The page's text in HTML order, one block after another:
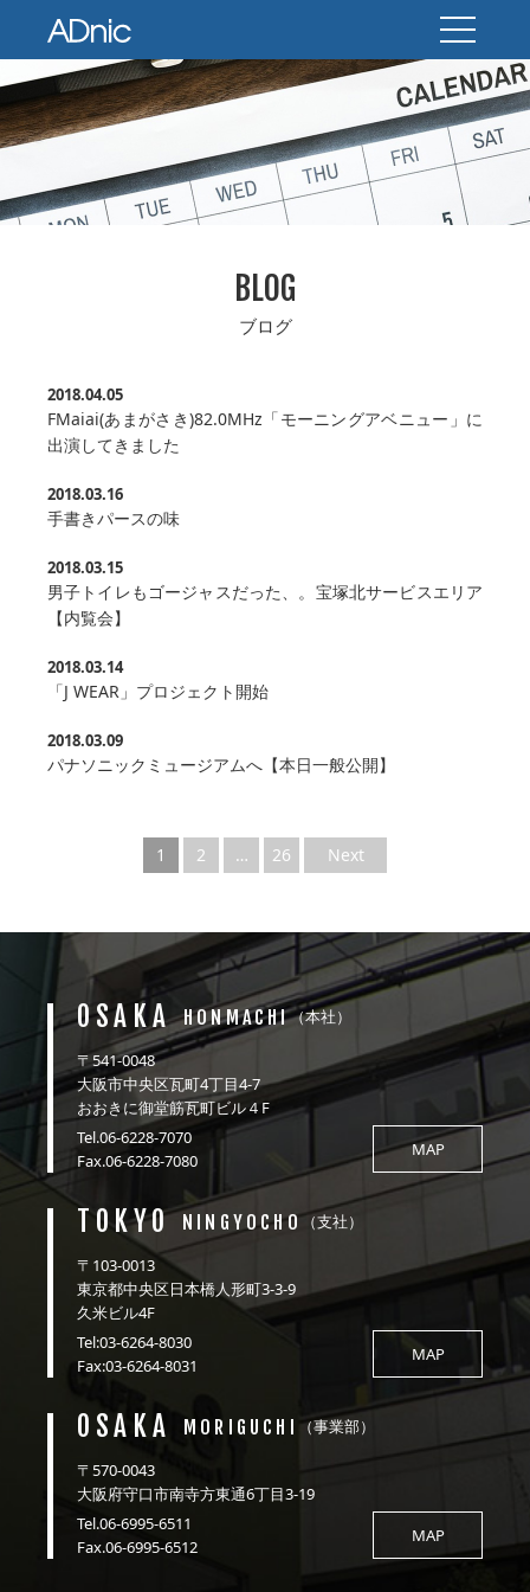
BLOG
ブログ
2018.04.05
FMaiai(あまがさき)82.0MHz「モーニングアベニュー」に
出演してきました
2018.03.16
手書きパースの味
2018.03.15
男子トイレもゴージャスだった、。宝塚北サービスエリア
【内覧会】
2018.03.14
「J WEAR」プロジェクト開始
2018.03.09
パナソニックミュージアムへ【本日一般公開】
1 2 … 26 Next
OSAKA HONMACHI（本社）
〒541-0048
大阪市中央区瓦町4丁目4-7
おおきに御堂筋瓦町ビル４F
Tel.06-6228-7070
Fax.06-6228-7080
MAP
TOKYO NINGYOCHO（支社）
〒103-0013
東京都中央区日本橋人形町3-3-9
久米ビル4F
Tel:03-6264-8030
Fax:03-6264-8031
MAP
OSAKA MORIGUCHI （事業部）
〒570-0043
大阪府守口市南寺方東通6丁目3-19
Tel.06-6995-6511
Fax.06-6995-6512
MAP